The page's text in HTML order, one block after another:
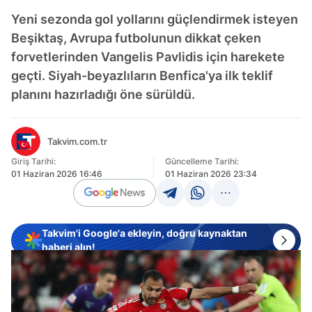
Yeni sezonda gol yollarını güçlendirmek isteyen
Beşiktaş, Avrupa futbolunun dikkat çeken
forvetlerinden Vangelis Pavlidis için harekete
geçti. Siyah-beyazlıların Benfica'ya ilk teklif
planını hazırladığı öne sürüldü.
Takvim.com.tr
Giriş Tarihi:
01 Haziran 2026 16:46
Güncelleme Tarihi:
01 Haziran 2026 23:34
Takvim'i Google'a ekleyin, doğru kaynaktan
haberi alın!